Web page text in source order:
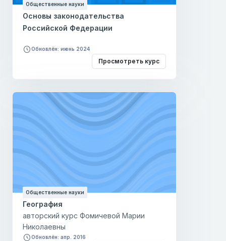
Общественные науки
Основы законодательства
Российской Федерации
Обновлён: июнь 2024
Просмотреть курс
Общественные науки
География
авторский курс Фомичевой Марии
Николаевны
Обновлён: апр. 2016